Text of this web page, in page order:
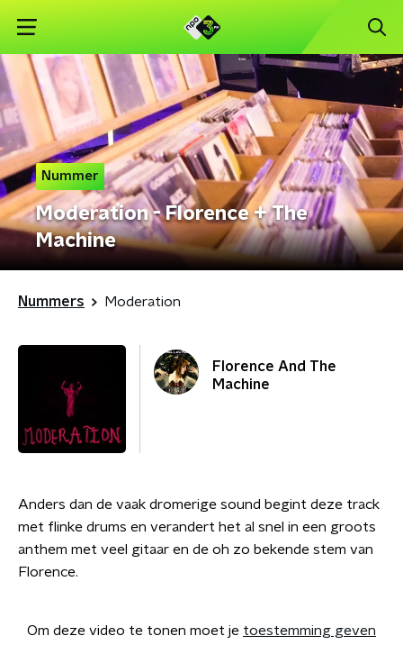
Nummer
Moderation - Florence + The
Machine
Nummers Moderation
Florence And The
Machine
Anders dan de vaak dromerige sound begint deze track
met flinke drums en verandert het al snel in een groots
anthem met veel gitaar en de oh zo bekende stem van
Florence.
Om deze video te tonen moet je toestemming geven